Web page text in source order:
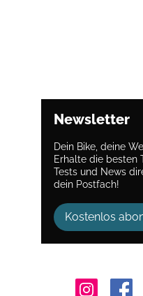
Newsletter
Dein Bike, deine
Erhalte die besten
Tests und News
dein Postfach!
Kostenlos